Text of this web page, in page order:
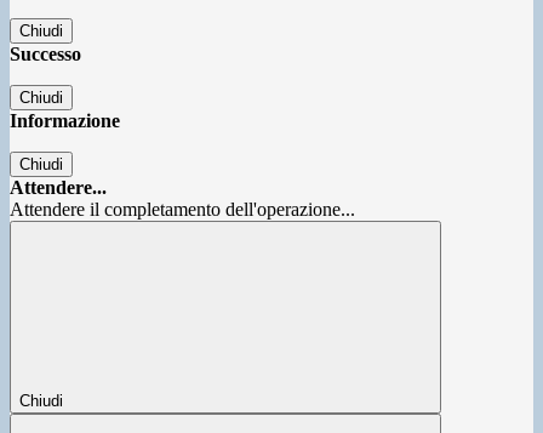
Chiudi
Successo
Chiudi
Informazione
Chiudi
Attendere...
Attendere il completamento dell'operazione...
Chiudi